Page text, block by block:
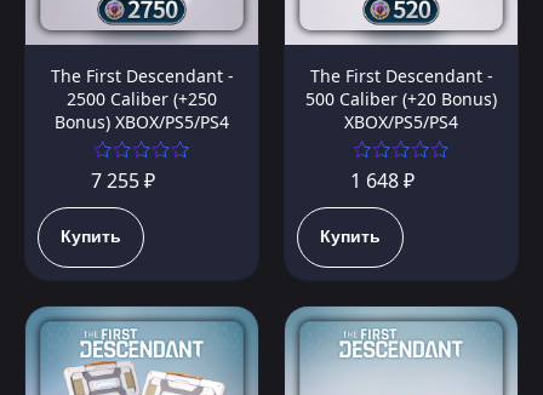
The First Descendant -
2500 Caliber (+250
Bonus) XBOX/PS5/PS4
7 255 ₽
Купить
The First Descendant -
500 Caliber (+20 Bonus)
XBOX/PS5/PS4
1 648 ₽
Купить